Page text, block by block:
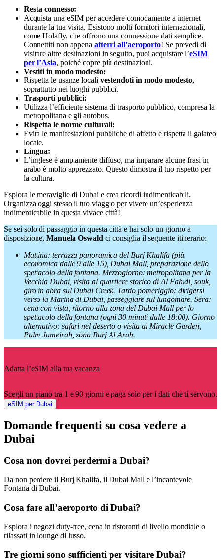
Resta connesso:
Acquista una eSIM per accedere comodamente a internet
durante la tua visita. Esistono molti fornitori internazionali,
come Holafly, che offrono una connessione dati semplice.
Connettiti non appena atterri all’aeroporto! Se prevedi di
visitare altre destinazioni in seguito, puoi acquistare l’eSIM
per l’Asia, poiché copre più destinazioni.
Vestiti in modo modesto:
Rispetta le usanze locali vestendoti in modo modesto,
soprattutto nei luoghi pubblici.
Trasporti pubblici:
Utilizza l’efficiente sistema di trasporto pubblico, compresa la
metropolitana e gli autobus.
Rispetta le norme culturali:
Evita le manifestazioni pubbliche di affetto e rispetta il galateo
locale.
Lingua:
L’inglese è ampiamente diffuso, ma imparare alcune frasi in
arabo è molto apprezzato. Questo dimostra il tuo rispetto per
la cultura.
Esplora le meraviglie di Dubai e crea ricordi indimenticabili.
Organizza oggi stesso il tuo viaggio per vivere un’esperienza
indimenticabile in questa vivace città!
Se sei solo di passaggio in questa città e hai solo un giorno a
disposizione, Manuela Oswald ci consiglia il seguente itinerario:
Mattina: terrazza panoramica del Burj Khalifa (più
economica dalle 9 alle 15), Dubai Mall, preparazione dello
spettacolo della fontana. Mezzogiorno: metropolitana per la
Vecchia Dubai, visita al quartiere storico di Al Fahidi, souk,
giro in abra sul Dubai Creek. Tardo pomeriggio: dirigersi
verso la Marina di Dubai, passeggiare sul lungomare. Sera:
cena con vista, ritorno alla zona del Dubai Mall per lo
spettacolo della fontana (ogni 30 minuti dalle 18:00). Giorno
alternativo: safari nel deserto o visita al Miracle Garden,
Palm Jumeirah, zona Burj Al Arab.
Adatta l’eSIM alla tua vacanza
Scegli un piano tra 1 e 90 giorni e paga solo per i dati che ti servono.
eSIM per Dubai
Domande frequenti su cosa vedere a
Dubai
Cosa non dovrei perdermi a Dubai?
Da non perdere il Burj Khalifa, il Dubai Mall e l’incantevole
Fontana di Dubai.
Cosa fare all’aeroporto di Dubai?
Esplora i negozi duty-free, cena in ristoranti di livello mondiale o
rilassati in lounge di lusso.
Tre giorni sono sufficienti per visitare Dubai?